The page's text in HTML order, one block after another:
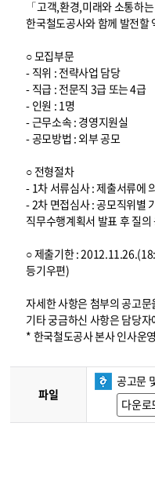
「고객,환경,미래와 소통하
한국철도공사와 함께 발전할
○ 모집부문
- 직위 : 전략사업 담당
- 직급 : 전문직 3급 또는 4급
- 인원 : 1명
- 근무소속 : 경영지원실
- 공모방법 : 외부 공모
○ 전형절차
- 1차 서류심사 : 제출서류에
- 2차 면접심사 : 공모직위별
직무수행계획서 발표 후 질의
○ 제출기한 :
등기우편)
자세한 사항은 첨부의 공고
기타 궁금하신 사항은 담당
* 한국철도공사 본사 인사
파일
공고문
다운로